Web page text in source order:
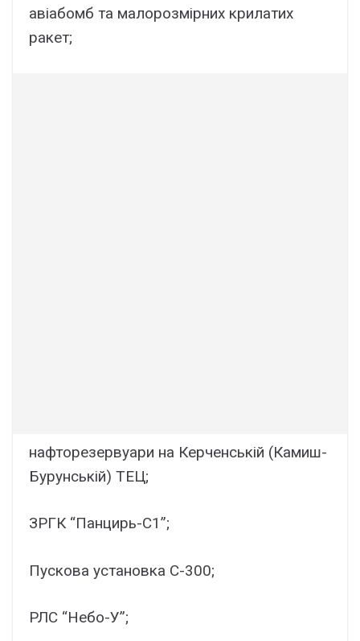
авіабомб та малорозмірних крилатих
ракет;
нафторезервуари на Керченській (Камиш-
Бурунській) ТЕЦ;
ЗРГК “Панцирь-С1”;
Пускова установка С-300;
РЛС “Небо-У”;